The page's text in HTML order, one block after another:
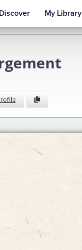
Discover My Library